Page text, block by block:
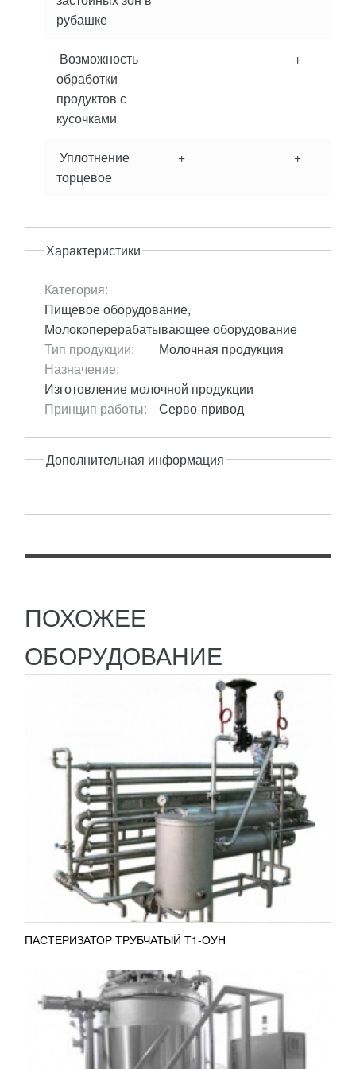
рубашке
Возможность
обработки
продуктов с
кусочками
+
Уплотнение
торцевое
+ +
Характеристики
Категория:
Пищевое оборудование,
Молокоперерабатывающее оборудование
Тип продукции:
Молочная продукция
Назначение:
Изготовление молочной продукции
Принцип работы:
Серво-привод
Дополнительная информация
ПОХОЖЕЕ
ОБОРУДОВАНИЕ
ПАСТЕРИЗАТОР ТРУБЧАТЫЙ Т1-ОУН
Пастеризатор трубчатый Т1-ОУН с рабочей
ПАСТЕРИЗАТОР ТРУБЧАТЫЙ Т1-ОУН
ГИДРОДИНАМИЧЕСКАЯ УСТАНОВКА
РОТОРНОГО ТИПА П8-ГД-300
3 077 452RUB
Гидродинамическая установка роторного типа П8-
ГД-300 применяется для измельчения,
перемешивания, нагрева и охлаждения,
гомогенизации, вакуумированию...
ПОДРОБНЕЕ
ГОМОГЕНИЗАТОР А1-ОГ2M-2,5